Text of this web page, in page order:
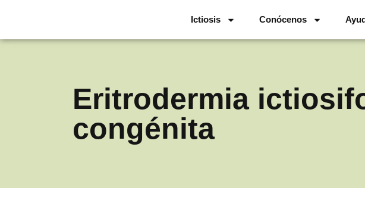
Ictiosis Conócenos
Eritrodermia
congénita